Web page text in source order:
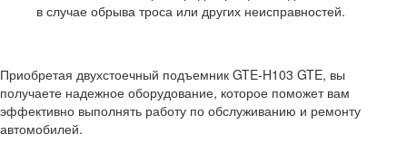
в случае обрыва троса или других неисправностей.
Приобретая двухстоечный подъемник GTE-H103 GTE, вы
получаете надежное оборудование, которое поможет вам
эффективно выполнять работу по обслуживанию и ремонту
автомобилей.